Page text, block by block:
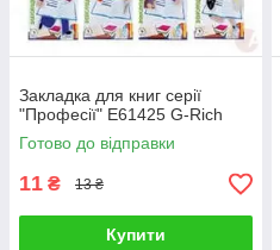
Закладка для книг серії
"Професії" E61425 G-Rich
Готово до відправки
11 ₴ 13 ₴
Купити